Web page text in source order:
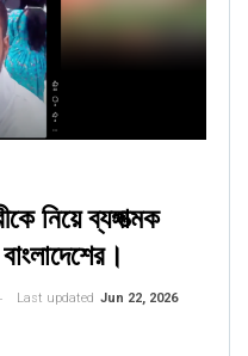
নিয়ে ব্যঙ্গাত্মক
Last updated Jun 22, 2026